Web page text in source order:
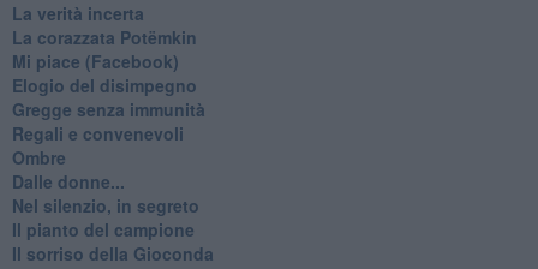
La verità incerta
La corazzata Potëmkin
Mi piace (Facebook)
Elogio del disimpegno
Gregge senza immunità
Regali e convenevoli
Ombre
Dalle donne...
Nel silenzio, in segreto
Il pianto del campione
Il sorriso della Gioconda